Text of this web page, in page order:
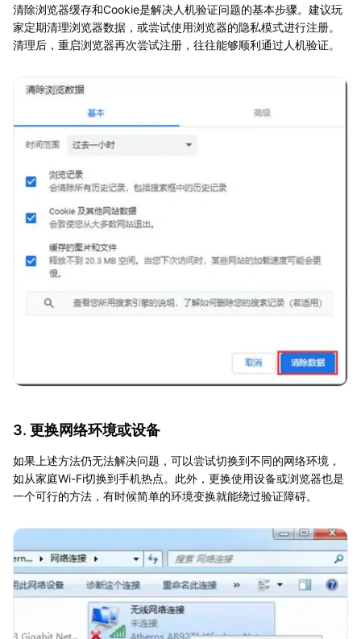
清除浏览器缓存和Cookie是解决人机验证问题的基本步骤。建议玩
家定期清理浏览器数据，或尝试使用浏览器的隐私模式进行注册。
清理后，重启浏览器再次尝试注册，往往能够顺利通过人机验证。
3. 更换网络环境或设备
如果上述方法仍无法解决问题，可以尝试切换到不同的网络环境，
如从家庭Wi-Fi切换到手机热点。此外，更换使用设备或浏览器也是
一个可行的方法，有时候简单的环境变换就能绕过验证障碍。